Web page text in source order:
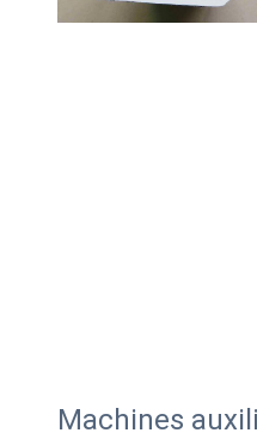
Machines